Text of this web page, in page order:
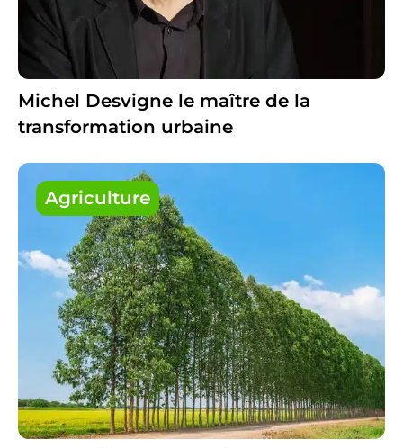
Michel Desvigne le maître de la
transformation urbaine
Agriculture